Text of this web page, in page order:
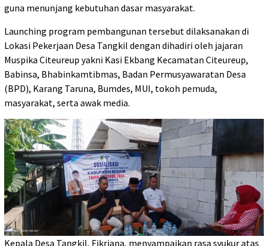
guna menunjang kebutuhan dasar masyarakat.
Launching program pembangunan tersebut dilaksanakan di
Lokasi Pekerjaan Desa Tangkil dengan dihadiri oleh jajaran
Muspika Citeureup yakni Kasi Ekbang Kecamatan Citeureup,
Babinsa, Bhabinkamtibmas, Badan Permusyawaratan Desa
(BPD), Karang Taruna, Bumdes, MUI, tokoh pemuda,
masyarakat, serta awak media.
Kepala Desa Tangkil, Fikriana, menyampaikan rasa syukur atas